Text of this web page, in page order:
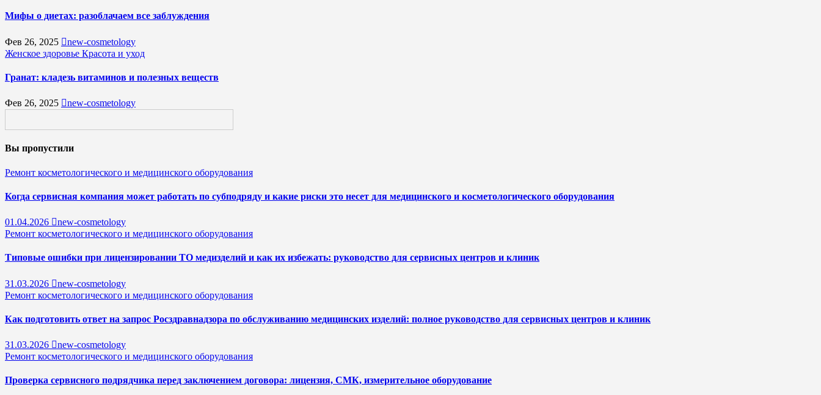
Мифы о диетах: разоблачаем все заблуждения
Фев 26, 2025
new-cosmetology
Женское здоровье Красота и уход
Гранат: кладезь витаминов и полезных веществ
Фев 26, 2025 new-cosmetology
Вы пропустили
Ремонт косметологического и медицинского оборудования
Когда сервисная компания может работать по субподряду и какие риски это несет для медицинского и косметологического оборудования
01.04.2026
new-cosmetology
Ремонт косметологического и медицинского оборудования
Типовые ошибки при лицензировании ТО медизделий и как их избежать: руководство для сервисных центров и клиник
31.03.2026
new-cosmetology
Ремонт косметологического и медицинского оборудования
Как подготовить ответ на запрос Росздравнадзора по обслуживанию медицинских изделий: полное руководство для сервисных центров и клиник
31.03.2026
new-cosmetology
Ремонт косметологического и медицинского оборудования
Проверка сервисного подрядчика перед заключением договора: лицензия, СМК, измерительное оборудование